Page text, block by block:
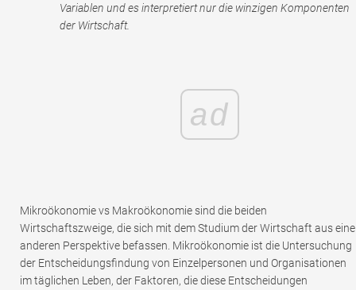
Variablen und es interpretiert nur die winzigen Komponenten
der Wirtschaft.
ad
Mikroökonomie vs Makroökonomie sind die beiden
Wirtschaftszweige, die sich mit dem Studium der Wirtschaft aus
anderen Perspektive befassen. Mikroökonomie ist die Untersuchung
der Entscheidungsfindung von Einzelpersonen und Organisationen
im täglichen Leben, der Faktoren, die diese Entscheidungen